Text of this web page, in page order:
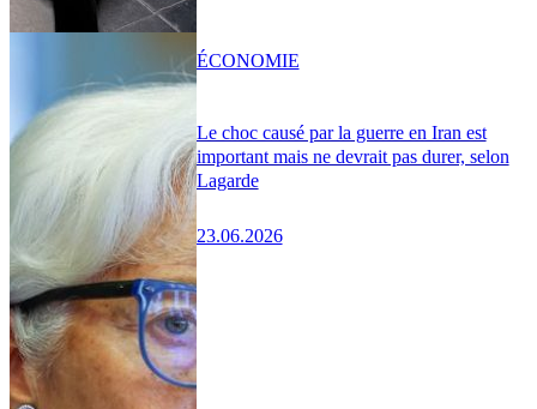
Le choc causé par la guerre en Iran est
important mais ne devrait pas durer, selon
Lagarde
23.06.2026
ÉCONOMIE